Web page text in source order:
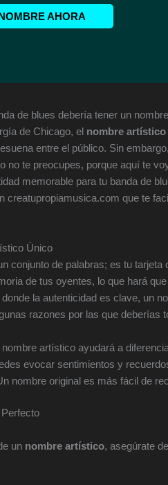
AHORA
de blues debería tener un
de Chicago, el nombre artístico
entre el público. Sin
no te preocupes, porque aquí te
memorable para tu banda de
creatupropiamusica.com que te
Único
conjunto de palabras; es tu
de tus oyentes, lo que hará
la autenticidad es clave, un
razones por las que deberías
nombre artístico ayudará a
evocar sentimientos y
nombre original es más fácil de
un nombre artístico, asegúrate